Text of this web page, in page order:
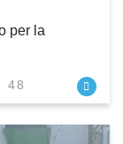
per la
48